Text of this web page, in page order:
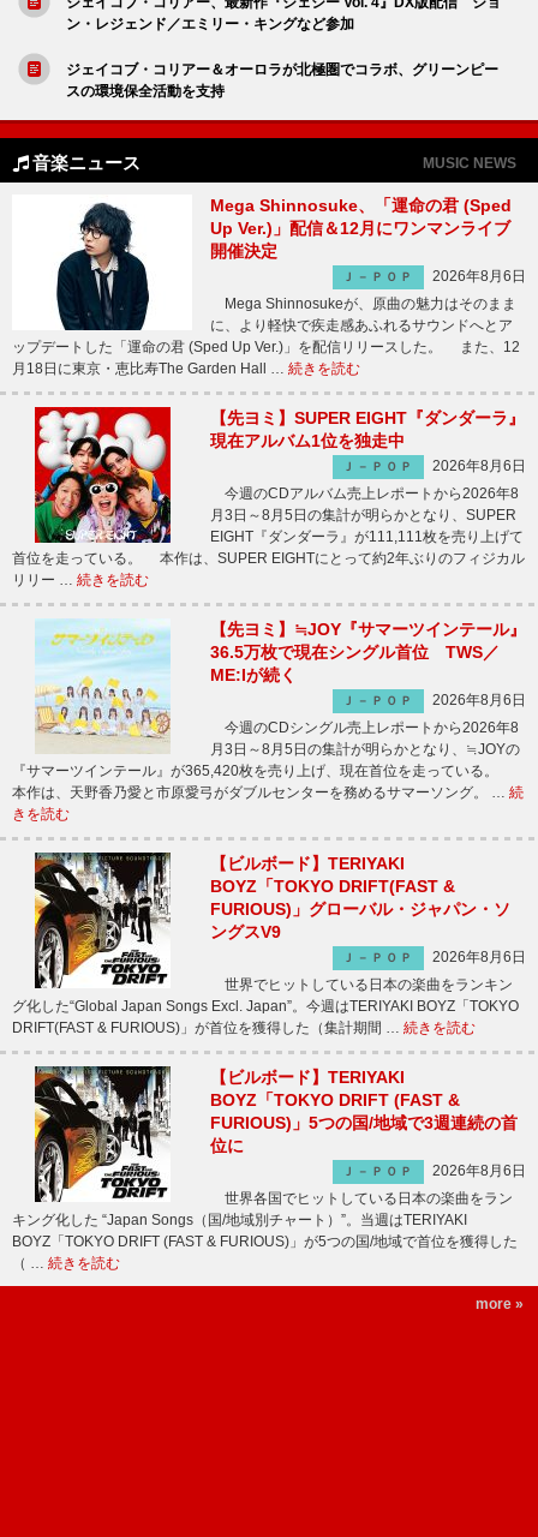
ン・レジェンド／エミリー・キングなど参加
ジェイコブ・コリアー＆オーロラが北極圏でコラボ、グリーンピー
スの環境保全活動を支持
音楽ニュース MUSIC NEWS
Mega Shinnosuke、「運命の君 (Sped
Up Ver.)」配信＆12月にワンマンライブ
開催決定
Ｊ－ＰＯＰ
2026年8月6日
Mega Shinnosukeが、原曲の魅力はそのまま
に、より軽快で疾走感あふれるサウンドへとア
ップデートした「運命の君 (Sped Up Ver.)」を配信リリースした。 また、12
月18日に東京・恵比寿The Garden Hall … 続きを読む
【先ヨミ】SUPER EIGHT『ダンダーラ』
現在アルバム1位を独走中
Ｊ－ＰＯＰ
2026年8月6日
今週のCDアルバム売上レポートから2026年8
月3日～8月5日の集計が明らかとなり、SUPER
EIGHT『ダンダーラ』が111,111枚を売り上げて
首位を走っている。 本作は、SUPER EIGHTにとって約2年ぶりのフィジカル
リリー … 続きを読む
【先ヨミ】≒JOY『サマーツインテール』
36.5万枚で現在シングル首位 TWS／
ME:Iが続く
Ｊ－ＰＯＰ
2026年8月6日
今週のCDシングル売上レポートから2026年8
月3日～8月5日の集計が明らかとなり、≒JOYの
『サマーツインテール』が365,420枚を売り上げ、現在首位を走っている。
本作は、天野香乃愛と市原愛弓がダブルセンターを務めるサマーソング。 … 続
きを読む
【ビルボード】TERIYAKI
BOYZ「TOKYO DRIFT(FAST &
FURIOUS)」グローバル・ジャパン・ソ
ングスV9
Ｊ－ＰＯＰ
2026年8月6日
世界でヒットしている日本の楽曲をランキン
グ化した“Global Japan Songs Excl. Japan”。今週はTERIYAKI BOYZ「TOKYO
DRIFT(FAST & FURIOUS)」が首位を獲得した（集計期間 … 続きを読む
【ビルボード】TERIYAKI
BOYZ「TOKYO DRIFT (FAST &
FURIOUS)」5つの国/地域で3週連続の首
位に
Ｊ－ＰＯＰ
2026年8月6日
世界各国でヒットしている日本の楽曲をラン
キング化した “Japan Songs（国/地域別チャート）”。当週はTERIYAKI
BOYZ「TOKYO DRIFT (FAST & FURIOUS)」が5つの国/地域で首位を獲得した
（ … 続きを読む
more »